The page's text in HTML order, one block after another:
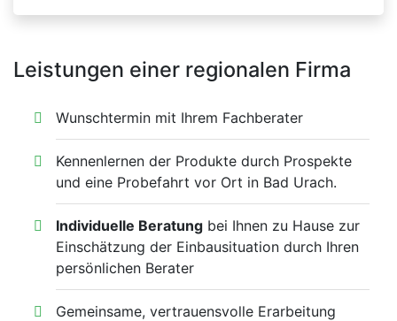
Leistungen einer regionalen Firma
Wunschtermin mit Ihrem Fachberater
Kennenlernen der Produkte durch Prospekte
und eine Probefahrt vor Ort in Bad Urach.
Individuelle Beratung bei Ihnen zu Hause zur
Einschätzung der Einbausituation durch Ihren
persönlichen Berater
Gemeinsame, vertrauensvolle Erarbeitung